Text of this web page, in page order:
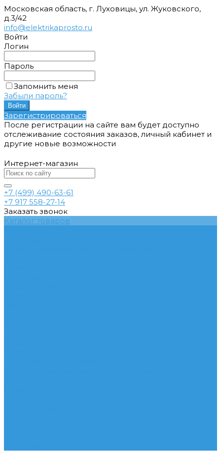
Московская область, г. Луховицы, ул. Жуковского,
д.3/42
info@elektrikaprosto.ru
Войти
Логин
Пароль
Запомнить меня
Забыли пароль?
Зарегистрироваться
После регистрации на сайте вам будет доступно
отслеживание состояния заказов, личный кабинет и
другие новые возможности
Интернет-магазин
+7 (499) 490-63-61
+7 917 558-27-14
Заказать звонок
Каталог товаров